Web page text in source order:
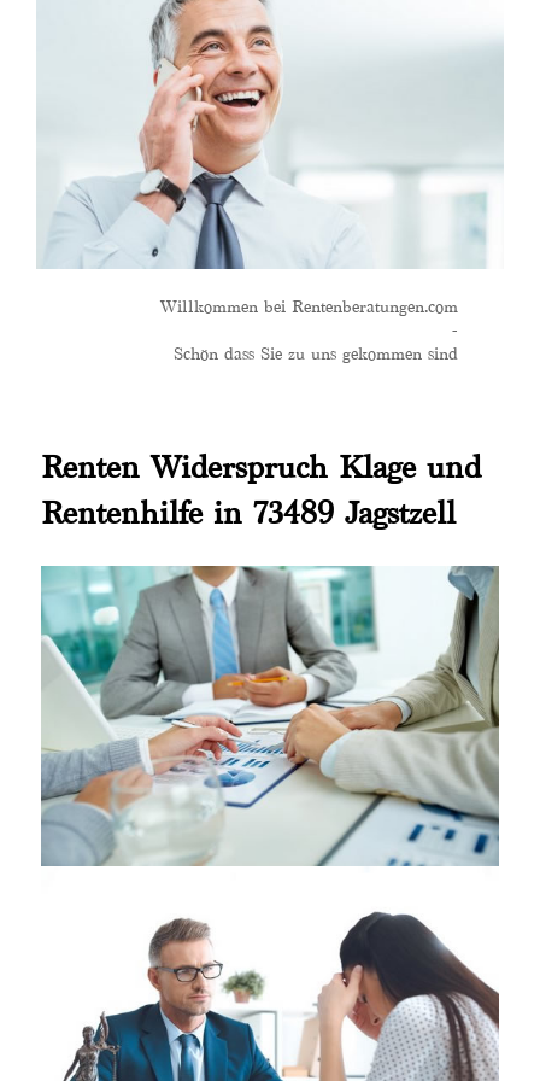
Willkommen bei Rentenberatungen.com
-
Schön dass Sie zu uns gekommen sind
Renten Widerspruch Klage und
Rentenhilfe in 73489 Jagstzell